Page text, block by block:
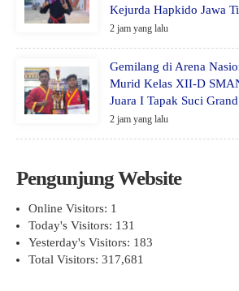
Kejurda Hapkido Jawa
2 jam yang lalu
Gemilang di Arena
Murid Kelas XII-D
Juara I Tapak Suci
2 jam yang lalu
Pengunjung Website
Online Visitors: 1
Today's Visitors: 131
Yesterday's Visitors: 183
Total Visitors: 317,681